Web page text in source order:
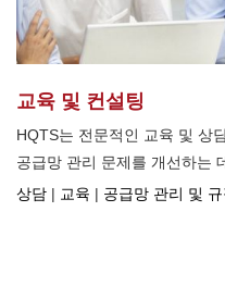
교육 및 컨설팅
HQTS는 전문적인 교육 및 상
공급망 관리 문제를 개선하는
상담 | 교육 | 공급망 관리 및